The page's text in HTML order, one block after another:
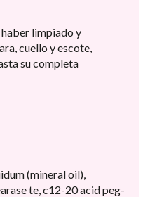
haber limpiado y
cuello y escote,
su completa
(mineral oil),
te, c12-20 acid peg-